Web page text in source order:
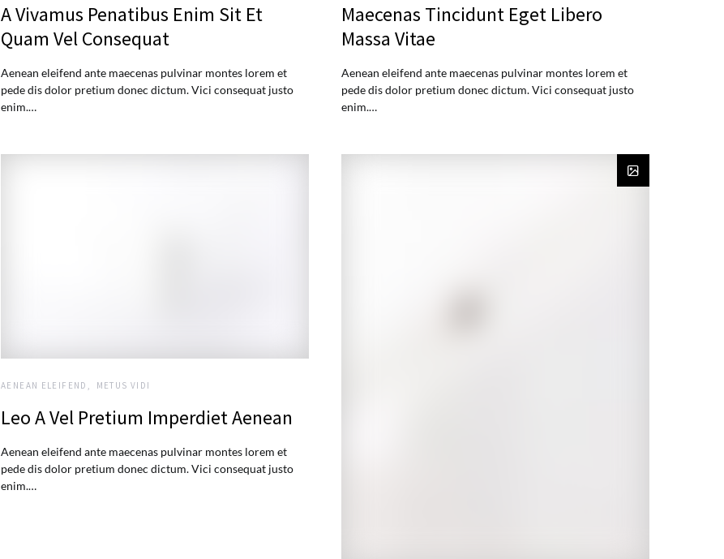
A Vivamus Penatibus Enim Sit Et
Quam Vel Consequat
Aenean eleifend ante maecenas pulvinar montes lorem et
pede dis dolor pretium donec dictum. Vici consequat justo
enim.…
Maecenas Tincidunt Eget Libero
Massa Vitae
Aenean eleifend ante maecenas pulvinar montes lorem et
pede dis dolor pretium donec dictum. Vici consequat justo
enim.…
AENEAN ELEIFEND METUS VIDI
Leo A Vel Pretium Imperdiet Aenean
Aenean eleifend ante maecenas pulvinar montes lorem et
pede dis dolor pretium donec dictum. Vici consequat justo
enim.…